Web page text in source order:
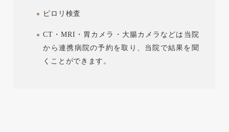
ピロリ検査
CT・MRI・胃カメラ・大腸カメラなどは当院
から連携病院の予約を取り、当院で結果を聞
くことができます。